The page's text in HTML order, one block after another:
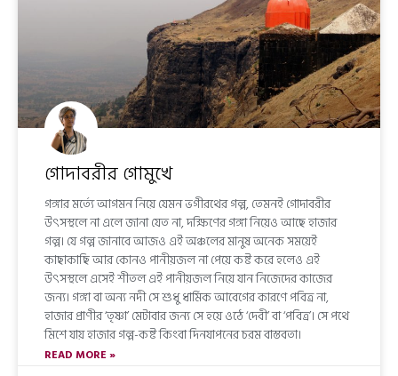
গোদাবরীর গোমুখে
গঙ্গার মর্ত্যে আগমন নিয়ে যেমন ভগীরথের গল্প, তেমনই গোদাবরীর
উৎসস্থলে না এলে জানা যেত না, দক্ষিণের গঙ্গা নিয়েও আছে হাজার
গল্প। যে গল্প জানাবে আজও এই অঞ্চলের মানুষ অনেক সময়েই
কাছাকাছি আর কোনও পানীয়জল না পেয়ে কষ্ট করে হলেও এই
উৎসস্থলে এসেই শীতল এই পানীয়জল নিয়ে যান নিজেদের কাজের
জন্য। গঙ্গা বা অন্য নদী সে শুধু ধার্মিক আবেগের কারণে পবিত্র না,
হাজার প্রাণীর ‘তৃষ্ণা’ মেটাবার জন্য সে হয়ে ওঠে ‘দেবী’ বা ‘পবিত্র’। সে পথে
মিশে যায় হাজার গল্প-কষ্ট কিংবা দিনযাপনের চরম বাস্তবতা।
READ MORE »